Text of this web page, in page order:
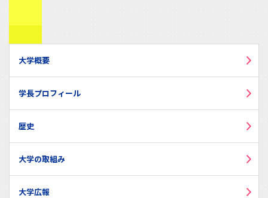
大学概要
学長プロフィール
歴史
大学の取組み
大学広報